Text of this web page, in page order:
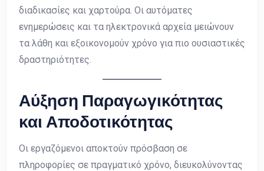
διαδικασίες και χαρτούρα. Οι αυτόματες
ενημερώσεις και τα ηλεκτρονικά αρχεία μειώνουν
τα λάθη και εξοικονομούν χρόνο για πιο ουσιαστικές
δραστηριότητες.
Αύξηση Παραγωγικότητας
και Αποδοτικότητας
Οι εργαζόμενοι αποκτούν πρόσβαση σε
πληροφορίες σε πραγματικό χρόνο, διευκολύνοντας